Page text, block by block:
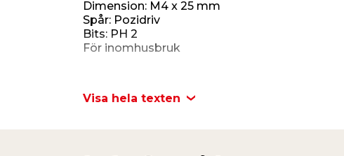
Dimension: M4 x 25 mm
Spår: Pozidriv
Bits: PH 2
För inomhusbruk
Visa hela texten